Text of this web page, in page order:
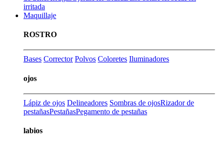
irritada
Maquillaje
ROSTRO
Bases Corrector Polvos Coloretes Iluminadores
ojos
Lápiz de ojos Delineadores Sombras de ojosRizador de
pestañasPestañasPegamento de pestañas
labios